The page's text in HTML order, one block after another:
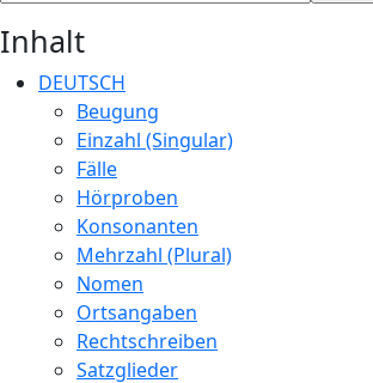
Inhalt
DEUTSCH
Beugung
Einzahl (Singular)
Fälle
Hörproben
Konsonanten
Mehrzahl (Plural)
Nomen
Ortsangaben
Rechtschreiben
Satzglieder